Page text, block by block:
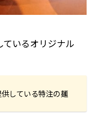
ているオリジナル
供している特注の麺